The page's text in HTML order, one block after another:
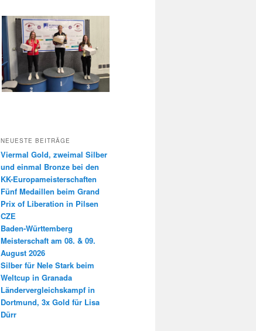
NEUESTE BEITRÄGE
Viermal Gold, zweimal Silber
und einmal Bronze bei den
KK-Europameisterschaften
Fünf Medaillen beim Grand
Prix of Liberation in Pilsen
CZE
Baden-Württemberg
Meisterschaft am 08. & 09.
August 2026
Silber für Nele Stark beim
Weltcup in Granada
Ländervergleichskampf in
Dortmund, 3x Gold für Lisa
Dürr